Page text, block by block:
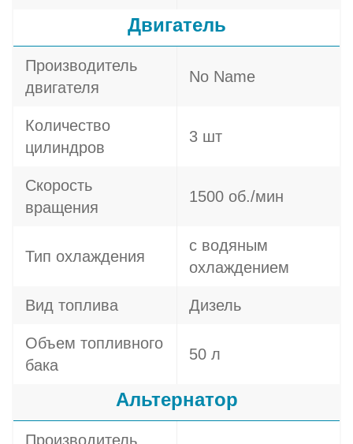
Двигатель
Производитель
двигателя
No Name
Количество
цилиндров
3 шт
Скорость
вращения
1500 об./мин
Тип охлаждения
с водяным
охлаждением
Вид топлива Дизель
Объем топливного
бака
50 л
Альтернатор
Производитель